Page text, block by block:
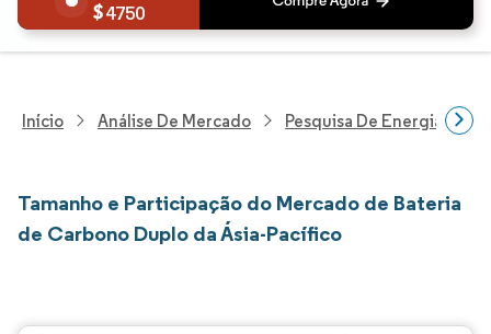
4750
Início Análise De Mercado Pesquisa De Energia E
Tamanho e Participação do Mercado de Bateria
de Carbono Duplo da Ásia-Pacífico